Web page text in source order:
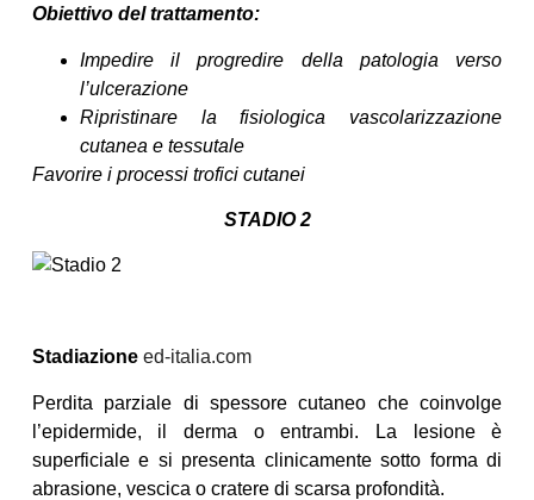
Obiettivo del trattamento:
Impedire il progredire della patologia verso
l’ulcerazione
Ripristinare la fisiologica vascolarizzazione
cutanea e tessutale
Favorire i processi trofici cutanei
STADIO 2
Stadiazione ed-italia.com
Perdita parziale di spessore cutaneo che coinvolge
l’epidermide, il derma o entrambi. La lesione è
superficiale e si presenta clinicamente sotto forma di
abrasione, vescica o cratere di scarsa profondità.